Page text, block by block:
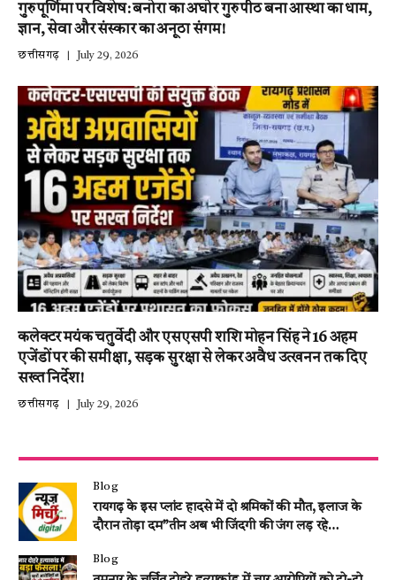
गुरु पूर्णिमा पर विशेष: बनोरा का अघोर गुरु पीठ बना आस्था का धाम,
ज्ञान, सेवा और संस्कार का अनूठा संगम!
छत्तीसगढ़ July 29, 2026
कलेक्टर मयंक चतुर्वेदी और एसएसपी शशि मोहन सिंह ने 16 अहम
एजेंडों पर की समीक्षा, सड़क सुरक्षा से लेकर अवैध उत्खनन तक दिए
सख्त निर्देश!
छत्तीसगढ़ July 29, 2026
Blog
रायगढ़ के इस प्लांट हादसे में दो श्रमिकों की मौत, इलाज के
दौरान तोड़ा दम”तीन अब भी जिंदगी की जंग लड़ रहे…
Blog